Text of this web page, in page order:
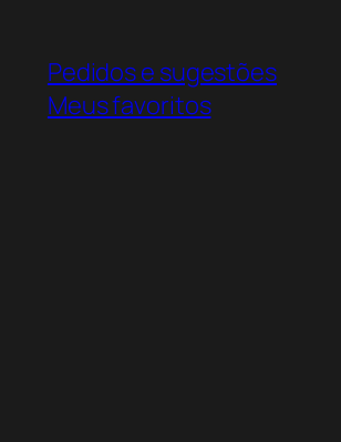
Pedidos e sugestões
Meus favoritos